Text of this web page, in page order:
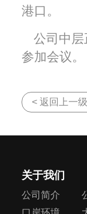
港口。
公司中层
参加会议。
< 返回上一级
关于我们
公司简介